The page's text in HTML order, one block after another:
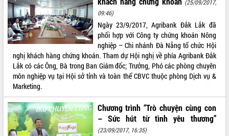
(25/09/2017,
09:46)
Ngày 23/9/2017, Agribank Đắk Lắk đã
phối hợp với Công ty chứng khoán Nông
nghiệp – Chi nhánh Đà Nẵng tổ chức Hội
nghị khách hàng chứng khoán. Tham dự Hội nghị về phía Agribank Đắk
Lắk có các Ông, Bà trong Ban Giám đốc; Trưởng, Phó các phòng chuyên
môn nghiệp vụ tại Hội sở tỉnh và toàn thể CBVC thuộc phòng Dịch vụ &
Marketing.
Chương trình “Trò chuyện cùng con
– Sức hút từ tình yêu thương”
(23/09/2017, 16:35)